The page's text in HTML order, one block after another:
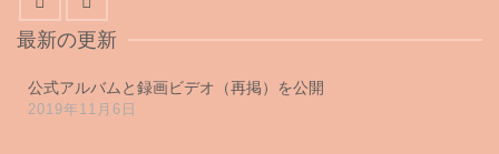
最新の更新
公式アルバムと録画ビデオ（再掲）を公開
2019年11月6日